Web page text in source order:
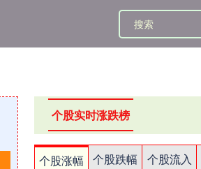
个股实时涨跌榜
个股涨幅 个股跌幅 个股流入